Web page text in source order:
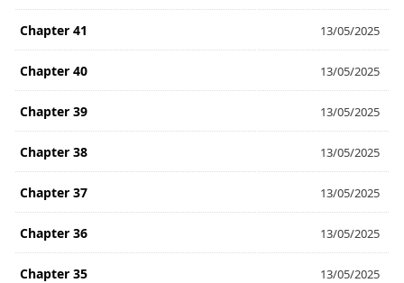
Chapter 41 13/05/2025
Chapter 40 13/05/2025
Chapter 39 13/05/2025
Chapter 38 13/05/2025
Chapter 37 13/05/2025
Chapter 36 13/05/2025
Chapter 35 13/05/2025